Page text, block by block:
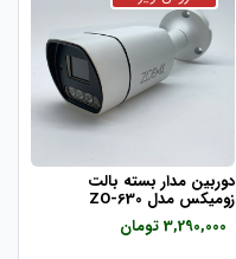
دوربین مدار بسته بالت
زومیکس مدل ZO-630
3,290,000 تومان